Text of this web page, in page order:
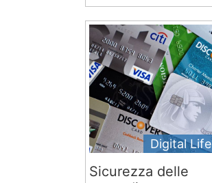
Digital Life
Sicurezza delle